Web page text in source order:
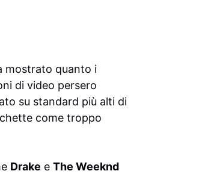
mostrato quanto i
di video persero
su standard più alti di
come troppo
Drake e The Weeknd